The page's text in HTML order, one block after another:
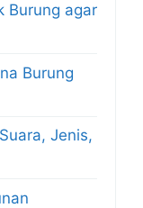
Burung agar
Burung
Jenis,